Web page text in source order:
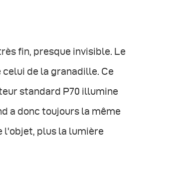
fin, presque invisible. Le
de la granadille. Ce
standard P70 illumine
a donc toujours la même
l'objet, plus la lumière